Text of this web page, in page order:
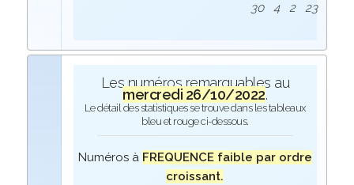
30 4 2 23
Les numéros remarquables au
mercredi 26/10/2022.
Le détail des statistiques se trouve dans les tableaux
bleu et rouge ci-dessous.
Numéros à FREQUENCE faible par ordre
croissant.